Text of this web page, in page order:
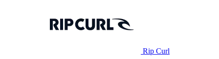
Rip Curl